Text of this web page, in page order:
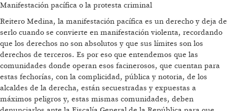
Manifestación pacífica o la protesta criminal
Reitero Medina, la manifestación pacífica es un derecho y deja de
serlo cuando se convierte en manifestación violenta, recordando
que los derechos no son absolutos y que sus límites son los
derechos de terceros. Es por eso que entendemos que las
comunidades donde operan esos facinerosos, que cuentan para
estas fechorías, con la complicidad, pública y notoria, de los
alcaldes de la derecha, están secuestradas y expuestas a
máximos peligros y, estas mismas comunidades, deben